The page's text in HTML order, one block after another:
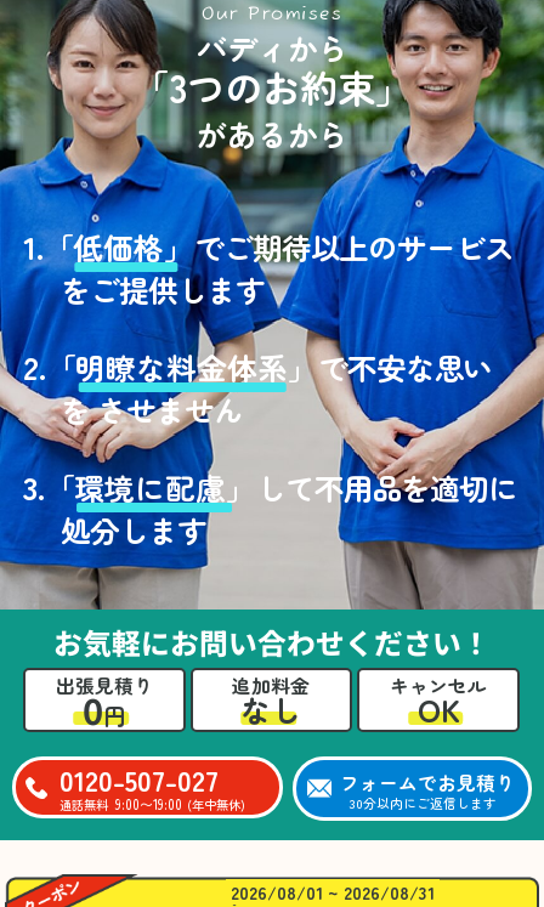
Our Promises
バディから
「3つのお約束」
があるから
1.「低価格」でご期待以上のサービス
をご提供します
2.「明瞭な料金体系」で不安な思い
を させません
3. 「環境に配慮」
して不用品を適切に
処分します
お気軽にお問い合わせください！
出張見積り
0円
追加料金
なし
キャンセル
OK
0120-507-027
通話無料 9:00〜19:00 (年中無休)
フォームでお見積り
30分以内にご返信します
2026/08/01 ~ 2026/08/31